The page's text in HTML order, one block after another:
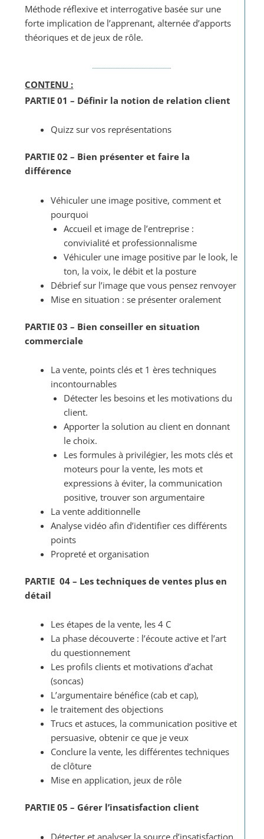
Méthode réflexive et interrogative basée sur une
forte implication de l’apprenant, alternée d’apports
théoriques et de jeux de rôle.
CONTENU :
PARTIE 01 – Définir la notion de relation client
Quizz sur vos représentations
PARTIE 02 – Bien présenter et faire la
différence
Véhiculer une image positive, comment et
pourquoi
Accueil et image de l’entreprise :
convivialité et professionnalisme
Véhiculer une image positive par le look, le
ton, la voix, le débit et la posture
Débrief sur l’image que vous pensez renvoyer
Mise en situation : se présenter oralement
PARTIE 03 – Bien conseiller en situation
commerciale
La vente, points clés et 1 ères techniques
incontournables
Détecter les besoins et les motivations du
client.
Apporter la solution au client en donnant
le choix.
Les formules à privilégier, les mots clés et
moteurs pour la vente, les mots et
expressions à éviter, la communication
positive, trouver son argumentaire
La vente additionnelle
Analyse vidéo afin d’identifier ces différents
points
Propreté et organisation
PARTIE 04 – Les techniques de ventes plus en
détail
Les étapes de la vente, les 4 C
La phase découverte : l’écoute active et l’art
du questionnement
Les profils clients et motivations d’achat
(soncas)
L’argumentaire bénéfice (cab et cap),
le traitement des objections
Trucs et astuces, la communication positive et
persuasive, obtenir ce que je veux
Conclure la vente, les différentes techniques
de clôture
Mise en application, jeux de rôle
PARTIE 05 – Gérer l’insatisfaction client
Détecter et analyser la source d’insatisfaction.